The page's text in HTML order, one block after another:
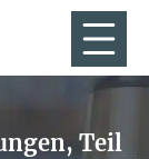
Teil